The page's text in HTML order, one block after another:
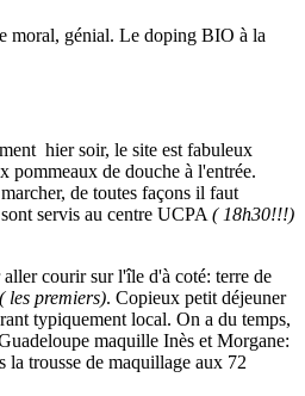
moral, génial. Le doping BIO à la
hier soir, le site est fabuleux
pommeaux de douche à l'entrée.
de toutes façons il faut
servis au centre UCPA( 18h30!!!)
courir sur l'île d'à coté: terre de
( les premiers). Copieux petit déjeuner
typiquement local. On a du temps,
maquille Inès et Morgane:
la trousse de maquillage aux 72